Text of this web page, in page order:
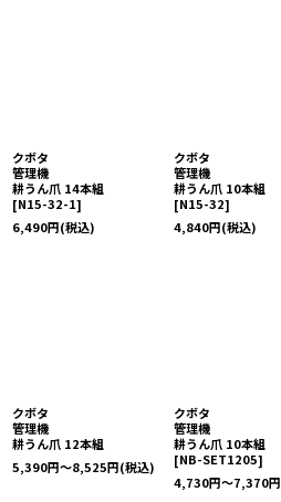
クボタ
管理機
耕うん爪 14本組
[N15-32-1]
6,490円(税込)
クボタ
管理機
耕うん爪 10本組
[N15-32]
4,840円(税込)
クボタ
管理機
耕うん爪 12本組
5,390円～8,525円(税込)
クボタ
管理機
耕うん爪 10本組
[NB-SET1205]
4,730円～7,370円